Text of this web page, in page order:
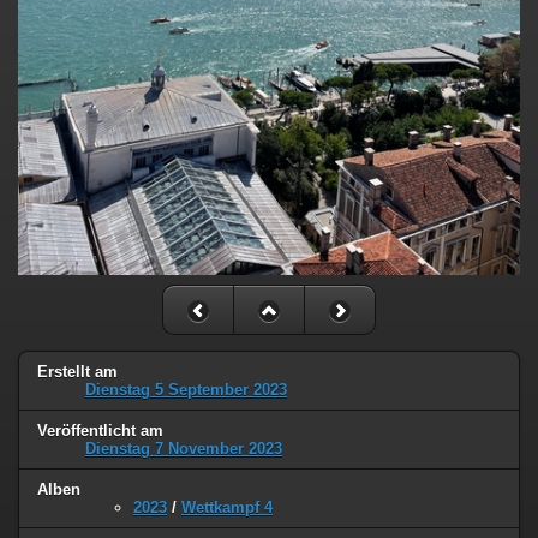
Erstellt am
Dienstag 5 September 2023
Veröffentlicht am
Dienstag 7 November 2023
Alben
2023 / Wettkampf 4